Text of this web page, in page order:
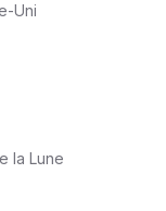
Uni
la Lune